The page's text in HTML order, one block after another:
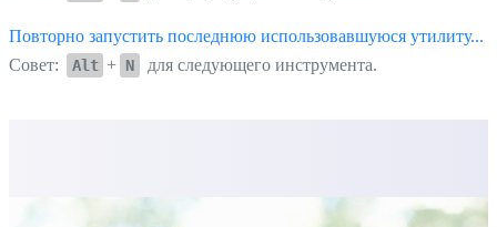
Повторно запустить последнюю использовавшуюся утилиту...
Совет:
Alt + N для следующего инструмента.